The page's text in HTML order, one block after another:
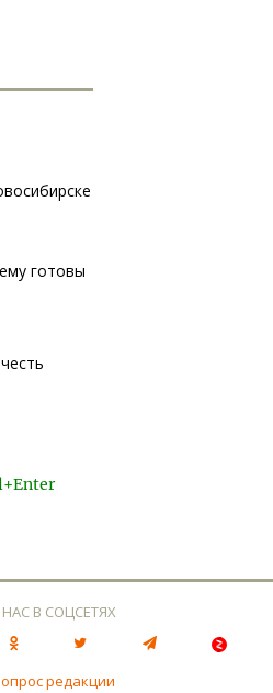
готовы
В СОЦСЕТЯХ
редакции